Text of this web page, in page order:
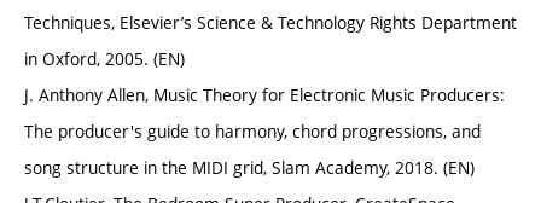
Techniques, Elsevier’s Science & Technology Rights Department
in Oxford, 2005. (EN)
J. Anthony Allen, Music Theory for Electronic Music Producers:
The producer's guide to harmony, chord progressions, and
song structure in the MIDI grid, Slam Academy, 2018. (EN)